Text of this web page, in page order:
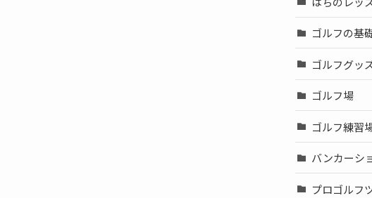
ゴルフの基
ゴルフグッ
ゴルフ場
ゴルフ練習
バンカーシ
プロゴルフ